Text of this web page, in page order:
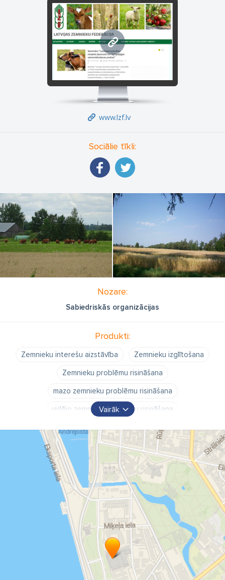
www.lzf.lv
www.lzf.lv
Sociālie tīkli:
Nozare:
Sabiedriskās organizācijas
Produkti:
Zemnieku interešu aizstāvība
Zemnieku izglītošana
Zemnieku problēmu risināšana
mazo zemnieku problēmu risināšana
vidējo zemnieku problēmu risināšana
Lauksaimniecības likumdošanas iniciatīva
Līdzdalība lauksaimniecības politikas veidošanā
ģimenes saimniecība
lauku apdzīvotība
mazās zemnieku saimniecības
Latvijas Zemnieku Federācija
biedrība latvijas zemnieku federācija
Latvijas Zemnieku Federācija
Latvijas Zemnieku Federācija kontakti
Vairāk